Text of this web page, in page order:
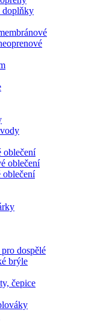
doplňky
oblečení
oblečení
oblečení
dospělé
brýle
čepice